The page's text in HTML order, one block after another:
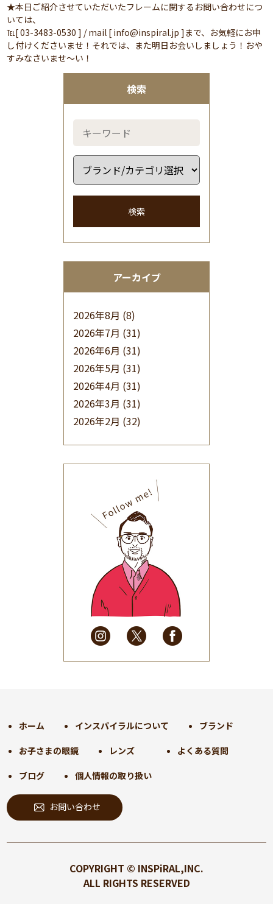
検索
検索
アーカイブ
2026年8月 (8)
2026年7月 (31)
2026年6月 (31)
2026年5月 (31)
2026年4月 (31)
2026年3月 (31)
2026年2月 (32)
(32)
2025年9月(30)
2025年8月(31)
2025年7月(37)
2025年6月(48)
2025年5月
(41)
2025年4月
(32)
2025年3月(31)
2025年2月
(28)
2025年1月
(34)
2024年9月(30)
2024年7月(31)
2024年6月(30)
2024年5月
2024年4月 (32)
2024年2月(31)
2024年1月(45)
2023年12月(31)
★本日ご紹介させていただいたフレームに関するお問い合わせにつ
いては、
℡[ 03-3483-0530 ] / mail [ info@inspiral.jp ]まで、お気軽にお申
し付けくださいませ！それでは、また明日お会いしましょう！おや
すみなさいませ～い！
ホーム インスパイラルについて ブランド
お子さまの眼鏡 レンズ よくある質問
ブログ 個人情報の取り扱い
お問い合わせ
COPYRIGHT © INSPiRAL,INC.
ALL RIGHTS RESERVED